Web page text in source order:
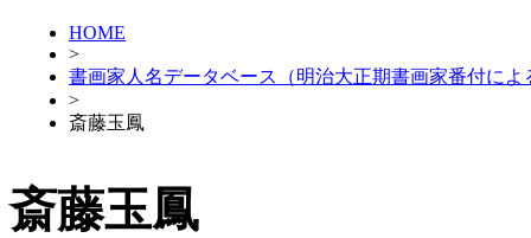
HOME
>
書画家人名データベース（明治大正期書画家番付によ
>
斎藤玉鳳
斎藤玉鳳